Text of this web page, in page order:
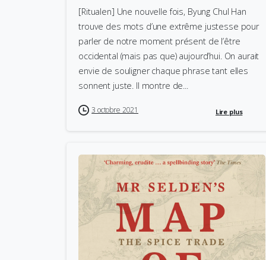
[Ritualen] Une nouvelle fois, Byung Chul Han
trouve des mots d’une extrême justesse pour
parler de notre moment présent de l’être
occidental (mais pas que) aujourd’hui. On aurait
envie de souligner chaque phrase tant elles
sonnent juste. Il montre de...
3 octobre 2021 Lire plus